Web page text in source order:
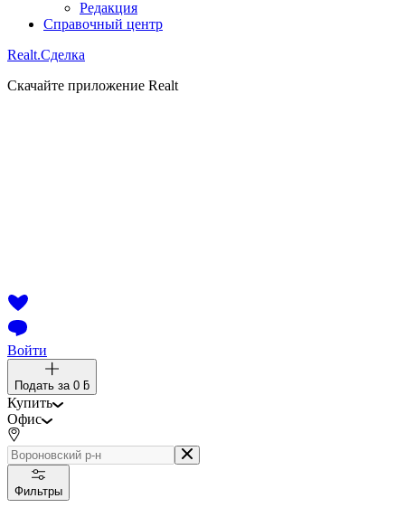
Редакция
Справочный центр
Realt.Сделка
Скачайте приложение Realt
Войти
Подать за 0 ƃ
Купить
Офис
Фильтры